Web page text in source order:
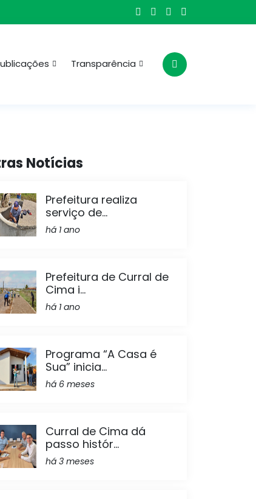
Transparência
Notícias
Prefeitura realiza
serviço de...
há 1 ano
Prefeitura de Curral de
Cima i...
há 1 ano
Programa “A Casa é
Sua” inicia...
há 6 meses
Curral de Cima dá
passo histór...
há 3 meses